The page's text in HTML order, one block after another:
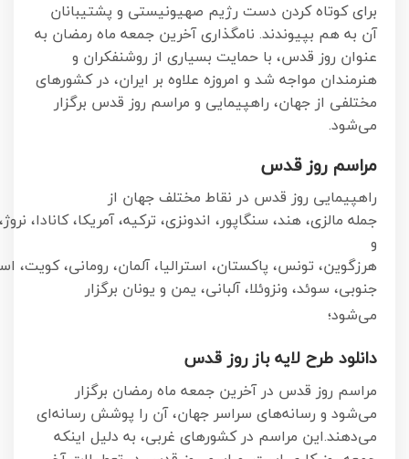
برای کوتاه کردن دست رژیم صهیونیستی و پشتیبانان
آن به هم بپیوندند. نامگذاری آخرین جمعه ماه رمضان به
عنوان روز قدس، با حمایت بسیاری از روشنفکران و
هنرمندان مواجه شد و امروزه علاوه بر ایران، در کشورهای
مختلفی از جهان، راهپیمایی و مراسم روز قدس برگزار
می‌شود.
مراسم روز قدس
راهپیمایی روز قدس در نقاط مختلف جهان از
جمله مالزی، هند، سنگاپور، اندونزی، ترکیه، آمریکا، کانادا،
و
هرزگوین، تونس، پاکستان، استرالیا، آلمان، رومانی، کویت،
جنوبی، سوئد، ونزوئلا، آلبانی، یمن و یونان برگزار
می‌شود؛
دانلود طرح لایه باز روز قدس
مراسم روز قدس در آخرین جمعه ماه رمضان برگزار
می‌شود و رسانه‌های سراسر جهان، آن را پوشش رسانه‌ای
می‌دهند.این مراسم در کشورهای غربی، به دلیل اینکه